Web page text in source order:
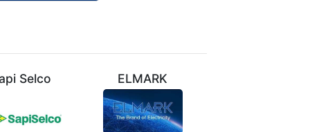
Selco ELMARK